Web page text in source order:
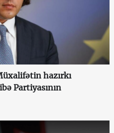
hazırkı
Partiyasının